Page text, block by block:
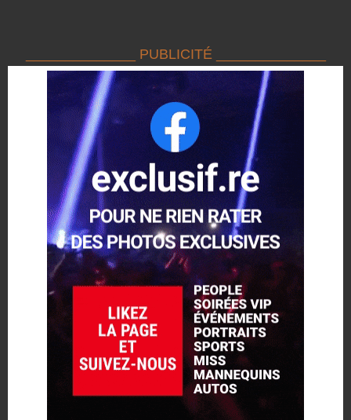
______________ PUBLICITÉ ______________